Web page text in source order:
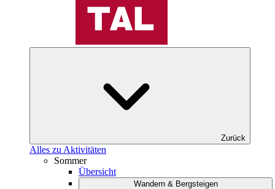
Zurück
Alles zu Aktivitäten
Sommer
Übersicht
Wandern & Bergsteigen